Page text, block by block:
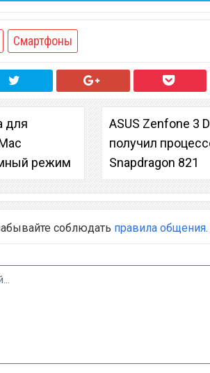
Смартфоны
для
режим
ASUS Zenfone 3
получил
Snapdragon 821
соблюдать правила общения.